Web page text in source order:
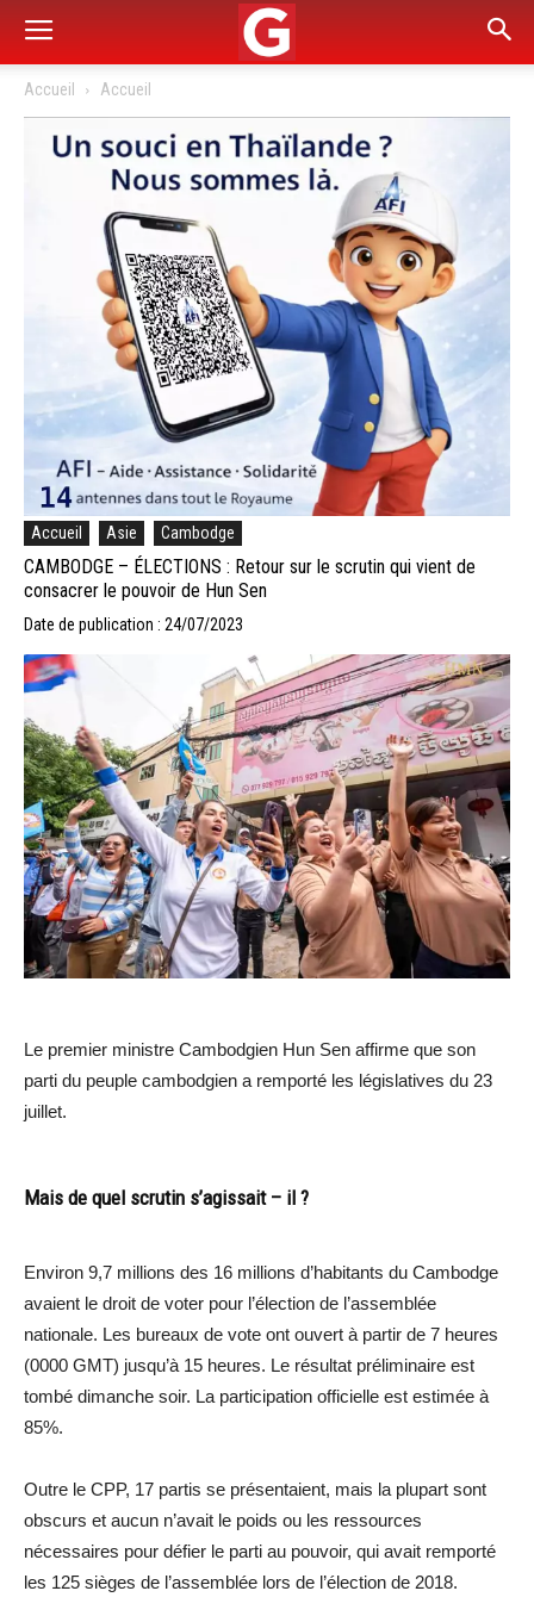
Accueil Accueil
Accueil Asie Cambodge
CAMBODGE – ÉLECTIONS : Retour sur le scrutin qui vient de
consacrer le pouvoir de Hun Sen
Date de publication : 24/07/2023
Le premier ministre Cambodgien Hun Sen affirme que son
parti du peuple cambodgien a remporté les législatives du 23
juillet.
Mais de quel scrutin s’agissait – il ?
Environ 9,7 millions des 16 millions d’habitants du Cambodge
avaient le droit de voter pour l’élection de l’assemblée
nationale. Les bureaux de vote ont ouvert à partir de 7 heures
(0000 GMT) jusqu’à 15 heures. Le résultat préliminaire est
tombé dimanche soir. La participation officielle est estimée à
85%.
Outre le CPP, 17 partis se présentaient, mais la plupart sont
obscurs et aucun n’avait le poids ou les ressources
nécessaires pour défier le parti au pouvoir, qui avait remporté
les 125 sièges de l’assemblée lors de l’élection de 2018.